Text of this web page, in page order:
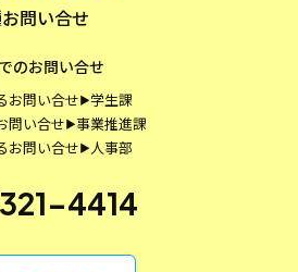
問い合せ
のお問い合せ
お問い合せ▶学生課
問い合せ▶事業推進課
お問い合せ▶人事部
4414